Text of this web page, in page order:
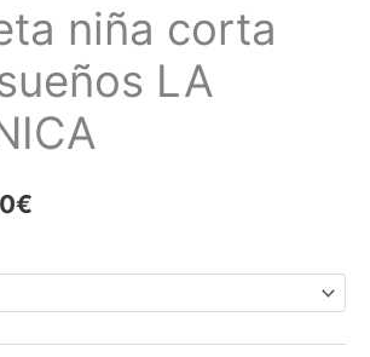
niña corta
LA
€